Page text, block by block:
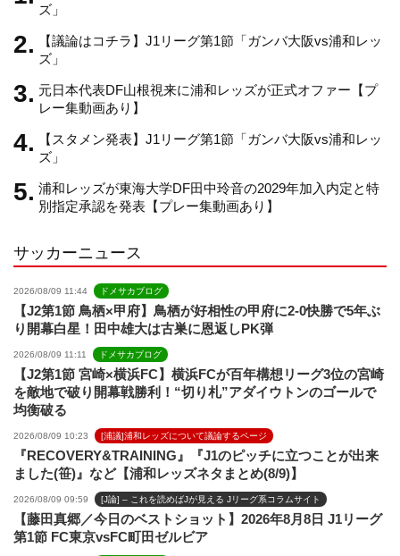
a
n
n
e
ズ」
【議論はコチラ】J1リーグ第1節「ガンバ大阪vs浦和レッ
ズ」
元日本代表DF山根視来に浦和レッズが正式オファー【プ
レー集動画あり】
【スタメン発表】J1リーグ第1節「ガンバ大阪vs浦和レッ
ズ」
浦和レッズが東海大学DF田中玲音の2029年加入内定と特
別指定承認を発表【プレー集動画あり】
サッカーニュース
2026/08/09 11:44 ドメサカブログ
【J2第1節 鳥栖×甲府】鳥栖が好相性の甲府に2-0快勝で5年ぶ
り開幕白星！田中雄大は古巣に恩返しPK弾
2026/08/09 11:11 ドメサカブログ
【J2第1節 宮崎×横浜FC】横浜FCが百年構想リーグ3位の宮崎
を敵地で破り開幕戦勝利！“切り札”アダイウトンのゴールで
均衡破る
2026/08/09 10:23 [浦議]浦和レッズについて議論するページ
『RECOVERY&TRAINING』『J1のピッチに立つことが出来
ました(笹)』など【浦和レッズネタまとめ(8/9)】
2026/08/09 09:59 [J論] – これを読めばJが見える Jリーグ系コラムサイト
【藤田真郷／今日のベストショット】2026年8月8日 J1リーグ
第1節 FC東京vsFC町田ゼルビア